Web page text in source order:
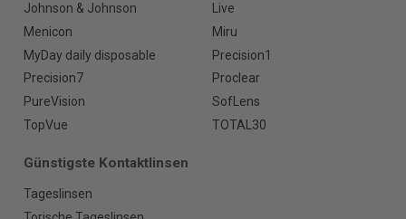
Johnson & Johnson
Live
Menicon
Miru
MyDay daily disposable
Precision1
Precision7
Proclear
PureVision
SofLens
TopVue
TOTAL30
Günstigste Kontaktlinsen
Tageslinsen